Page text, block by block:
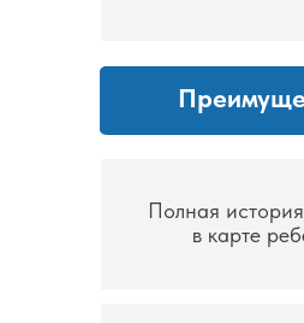
Полная
в карте